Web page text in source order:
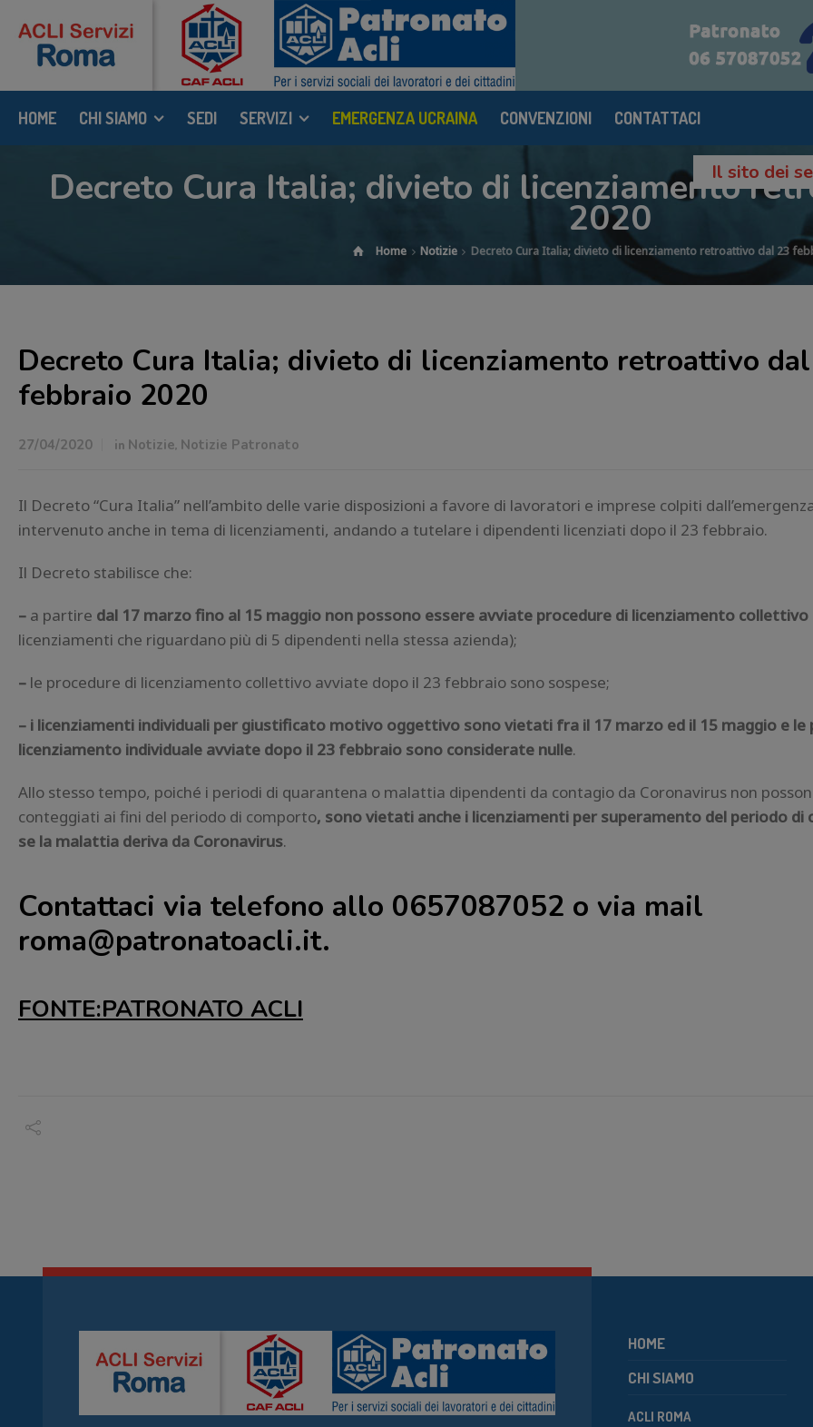
HOME CHI SIAMO SEDI SERVIZI EMERGENZA UCRAINA CONVENZIONI CONTATTACI
Il sito dei
Decreto Cura Italia; divieto di licenziamento
2020
Home Notizie Decreto Cura Italia; divieto di licenziamento retroattivo dal 23
Decreto Cura Italia; divieto di licenziamento retroattivo
febbraio 2020
27/04/2020 in Notizie, Notizie Patronato
Il Decreto “Cura Italia” nell’ambito delle varie disposizioni a favore di lavoratori e imprese colpiti
intervenuto anche in tema di licenziamenti, andando a tutelare i dipendenti licenziati dopo il 23 febbraio.
Il Decreto stabilisce che:
– a partire dal 17 marzo fino al 15 maggio non possono essere avviate procedure di licenziamento collettivo
licenziamenti che riguardano più di 5 dipendenti nella stessa azienda);
– le procedure di licenziamento collettivo avviate dopo il 23 febbraio sono sospese;
– i licenziamenti individuali per giustificato motivo oggettivo sono vietati fra il 17 marzo ed il 15 maggio e le
licenziamento individuale avviate dopo il 23 febbraio sono considerate nulle.
Allo stesso tempo, poiché i periodi di quarantena o malattia dipendenti da contagio da Coronavirus non
conteggiati ai fini del periodo di comporto, sono vietati anche i licenziamenti per superamento del periodo di
se la malattia deriva da Coronavirus.
Contattaci via telefono allo 0657087052 o via mail
roma@patronatoacli.it.
FONTE:PATRONATO ACLI
HOME
CHI SIAMO
ACLI ROMA